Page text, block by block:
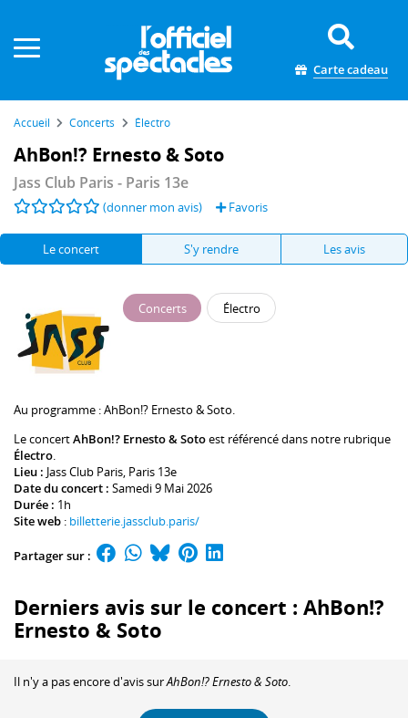
Carte cadeau
Accueil Concerts Électro
AhBon!? Ernesto & Soto
Jass Club Paris - Paris 13e
(donner mon avis) Favoris
Le concert S'y rendre Les avis
Concerts Électro
Au programme :AhBon!? Ernesto & Soto.
Le concertAhBon!? Ernesto & Sotoest référencé dans notre rubrique
Électro.
Lieu : Jass Club Paris, Paris 13e
Date du concert : Samedi 9 Mai 2026
Durée : 1h
Site web : billetterie.jassclub.paris/
Partager sur :
Derniers avis sur le concert : AhBon!?
Ernesto & Soto
Il n'y a pas encore d'avis surAhBon!? Ernesto & Soto.